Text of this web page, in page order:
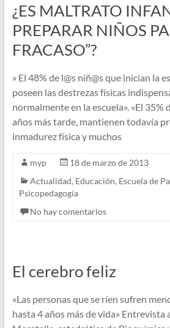
¿ES MALTRATO
PREPARAR NIÑOS
FRACASO”?
» El 48% de l@s niñ@s que inician la
poseen las destrezas físicas
normalmente en la escuela». «El 35%
años más tarde, mantienen todavía
inmadurez física y muchos
myp
18 de marzo de 2013
Actualidad, Educación, Escuela de
Psicopedagogía
No hay comentarios
El cerebro feliz
«Las personas que se ríen sufren
hasta 4 años más de vida» Entrevista